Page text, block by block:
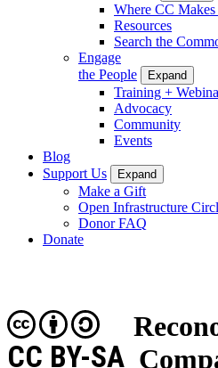
Where CC
Resources
Search the
Engage
the People
Expand
Training +
Advocacy
Community
Events
Blog
Support Us
Expand
Make a Gift
Open Infrastructure
Donor FAQ
Donate
CC BY-SA